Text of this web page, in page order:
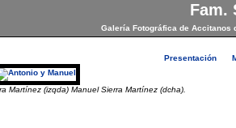
Fam.
Galería Fotográfica de Accitanos
Presentación
Martínez (izqda) Manuel Sierra Martínez (dcha).